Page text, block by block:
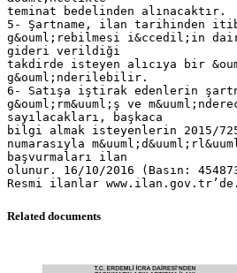
teminat bedelinden alınacaktır.
5- Şartname, ilan tarihinden
g&ouml;rebilmesi i&ccedil;in
gideri verildiği
takdirde isteyen alıcıya bir
g&ouml;nderilebilir.
6- Satışa iştirak edenlerin
g&ouml;rm&uuml;ş ve
sayılacakları, başkaca
bilgi almak isteyenlerin 2015/
numarasıyla
başvurmaları ilan
olunur. 16/10/2016 (Basın:
Related documents